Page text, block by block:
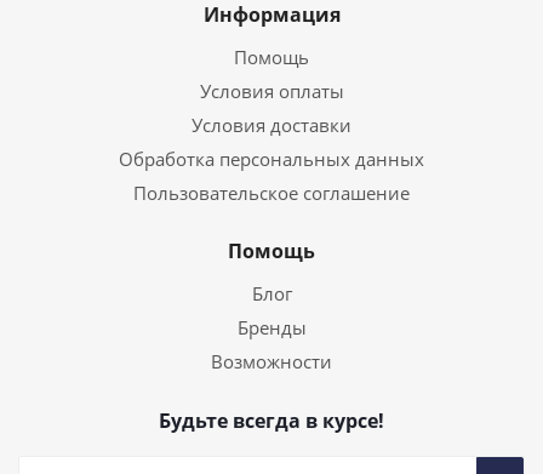
Информация
Помощь
Условия оплаты
Условия доставки
Обработка персональных данных
Пользовательское соглашение
Помощь
Блог
Бренды
Возможности
Будьте всегда в курсе!